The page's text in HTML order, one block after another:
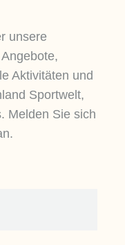
unsere
Aktivitäten und
Sportwelt,
Melden Sie sich